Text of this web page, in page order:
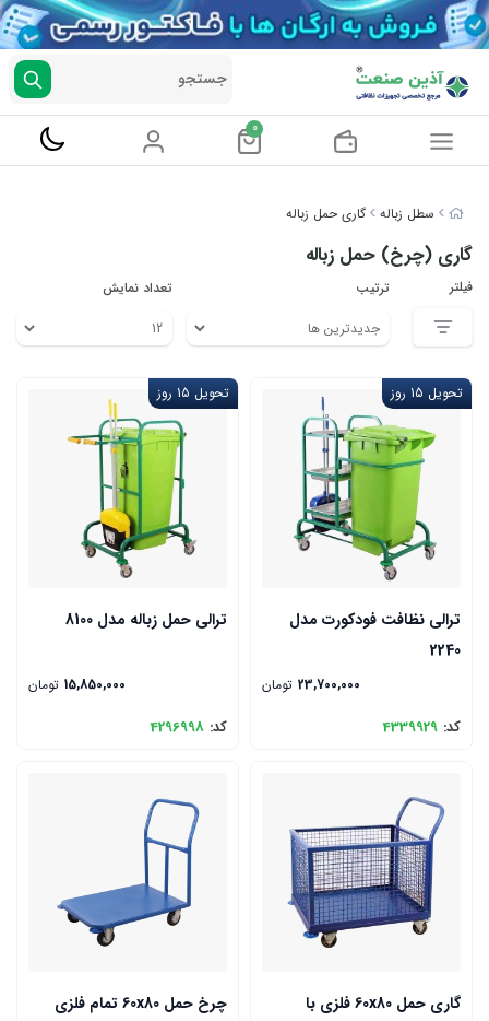
سطل زباله گاری حمل زباله
گاری (چرخ) حمل زباله
فیلتر ترتیب تعداد نمایش
تحویل 15 روز
ترالی نظافت فودکورت مدل
2240
23,700,000 تومان
کد: 4339929
تحویل 15 روز
ترالی حمل زباله مدل 8100
15,850,000 تومان
کد: 4296998
گاری حمل 60x80 فلزی با
چرخ حمل 60x80 تمام فلزی
جستجو
0